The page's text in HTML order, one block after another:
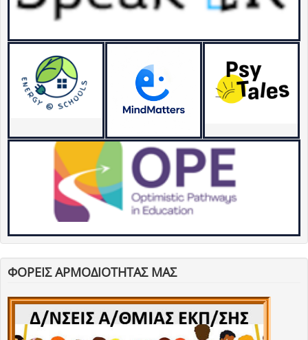
ΦΟΡΕΙΣ ΑΡΜΟΔΙΟΤΗΤΑΣ ΜΑΣ